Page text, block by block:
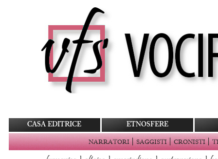
CASA EDITRICE ETNOSFERE
NARRATORI |SAGGISTI |CRONISTI |